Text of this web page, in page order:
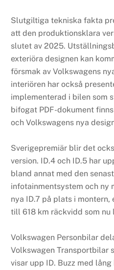
Slutgiltiga tekniska fakta
att den produktionsklara
slutet av 2025.
exteriöra designen kan
försmak av Volkswagens
interiören har också
implementerad i bilen som
bifogat PDF-dokument
och Volkswagens nya
Sverigepremiär blir det
version. ID.4 och ID.5 har
bland annat med den
infotainmentsystem och ny
nya ID.7 på plats i
till 618 km räckvidd som nu
Volkswagen Personbilar
Volkswagen Transportbilar
visar upp ID. Buzz med